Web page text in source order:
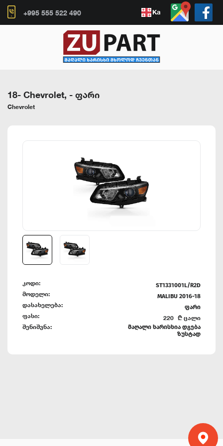
+995 555 522 490 Ka
18- Chevrolet, - ფარი
Chevrolet
კოდი: ST1331001L/R2D
მოდელი: MALIBU 2016-18
დასახელება: ფარი
ფასი: 220 ₾ ცალი
შენიშვნა:
მაღალი ხარისხია დგება
ზუსტად